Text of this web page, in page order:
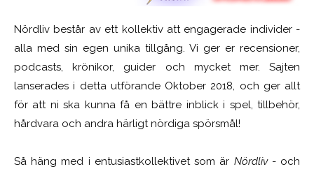
Nördliv består av ett kollektiv att engagerade individer -
alla med sin egen unika tillgång. Vi ger er recensioner,
podcasts, krönikor, guider och mycket mer. Sajten
lanserades i detta utförande Oktober 2018, och ger allt
för att ni ska kunna få en bättre inblick i spel, tillbehör,
hårdvara och andra härligt nördiga spörsmål!
Så häng med i entusiastkollektivet som är Nördliv- och